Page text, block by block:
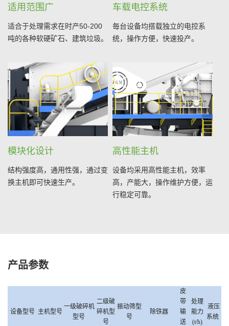
适用范围广
适合于处理需求在时产50-200
吨的各种软硬矿石、建筑垃圾。
车载电控系统
毎台设备均搭载独立的电控系
统，操作方便，快速投产。
模块化设计
结构强度高，通用性强，通过变
换主机即可快速生产。
高性能主机
设备均采用高性能主机，效率
高，产能大，操作维护方便，运
行稳定可靠。
产品参数
设备型号 主机型号
一级破碎机
型号
二级破
碎机型
号
振动筛型
号
除铁器
皮
带
输
送
处理
能力
(t/h)
液压
系统